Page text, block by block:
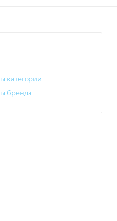
категории
бренда